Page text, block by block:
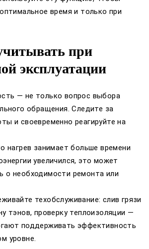
время и только при
при
эксплуатации
— не только вопрос выбора
обращения. Следите за
и своевременно реагируйте на
нагрев занимает больше времени
увеличился, это может
о необходимости ремонта или
техобслуживание: слив грязи
тэнов, проверку теплоизоляции —
поддерживать эффективность
уровне.